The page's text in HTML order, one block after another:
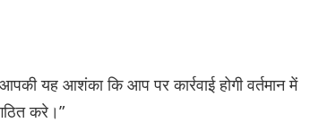
यह आशंका कि आप पर कार्रवाई होगी वर्तमान में
करे।”